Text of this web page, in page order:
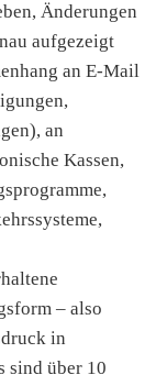
Änderungen
aufgezeigt
an E-Mail
an
Kassen,
– also
in
sind über 10